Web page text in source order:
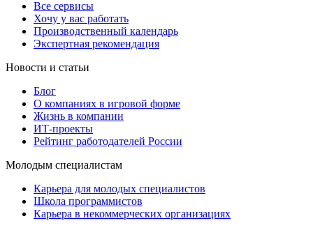
Все сервисы
Хочу у вас работать
Производственный календарь
Экспертная рекомендация
Новости и статьи
Блог
О компаниях в игровой форме
Жизнь в компании
ИТ-проекты
Рейтинг работодателей России
Молодым специалистам
Карьера для молодых специалистов
Школа программистов
Карьера в некоммерческих организациях